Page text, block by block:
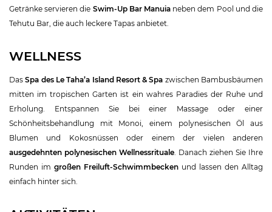
Getränke servieren die Swim-Up Bar Manuia neben dem Pool und die
Tehutu Bar, die auch leckere Tapas anbietet.
WELLNESS
DasSpa des Le Taha’a Island Resort & Spa zwischen Bambusbäumen
mitten im tropischen Garten ist ein wahres Paradies der Ruhe und
Erholung. Entspannen Sie bei einer Massage oder einer
Schönheitsbehandlung mit Monoi, einem polynesischen Öl aus
Blumen und Kokosnüssen oder einem der vielen anderen
ausgedehnten polynesischen Wellnessrituale . Danach ziehen Sie Ihre
Runden im großen Freiluft-Schwimmbecken und lassen den Alltag
einfach hinter sich.